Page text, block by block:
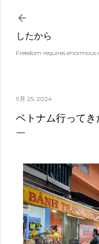
スキップして
したから
Freedom requires enormous
9月 25, 2024
ベトナム行って